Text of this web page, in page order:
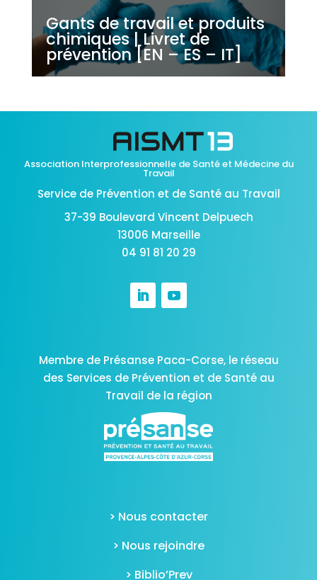
Gants de travail et produits
chimiques | Livret de
prévention [EN – ES – IT]
Association Interprofessionnelle de Santé et Médecine du
Travail
Service de Prévention et de Santé au Travail
37-39 Boulevard Vincent Delpuech
13006 Marseille
04 91 81 20 29
Membre de Présanse Paca-Corse, le réseau
des Services de Prévention et de Santé au
Travail de la région
> Nous contacter
> Nous rejoindre
> Biblio’Prev